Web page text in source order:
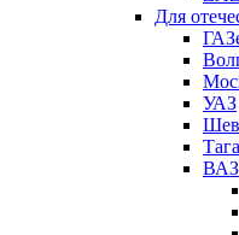
Для
УАЗ
ВАЗ